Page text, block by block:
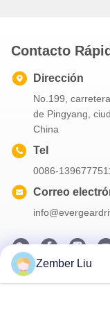
Contacto
Dirección
No.199,
de Pingyang,
China
Tel
0086-
Correo
Nuestro
Suscríbete a nuestro
Zember Liu